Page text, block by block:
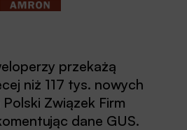
przekażą
niż 117 tys. nowych
Związek Firm
dane GUS.